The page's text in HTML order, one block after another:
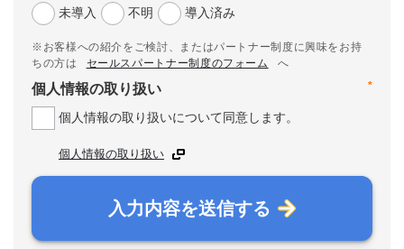
未導入
不明 導入済み
※お客様への紹介をご検討、またはパートナー制度に興味をお持
ちの方は
セールスパートナー制度のフォーム
へ
*
個人情報の取り扱い
個人情報の取り扱いについて同意します。
個人情報の取り扱い
入力内容を送信する